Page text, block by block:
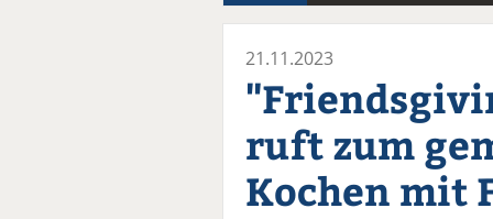
21.11.2023
ruft zum
Kochen mit